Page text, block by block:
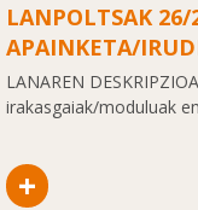
LANPOLTSAK
APAINKETA/
LANAREN
irakasgaiak/moduluak
+